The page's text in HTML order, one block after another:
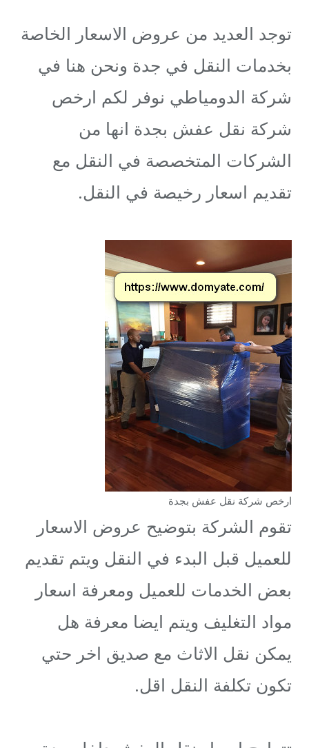
توجد العديد من عروض الاسعار الخاصة
بخدمات النقل في جدة ونحن هنا في
شركة الدومياطي نوفر لكم ارخص
شركة نقل عفش بجدة انها من
الشركات المتخصصة في النقل مع
تقديم اسعار رخيصة في النقل.
ارخص شركة نقل عفش بجدة
تقوم الشركة بتوضيح عروض الاسعار
للعميل قبل البدء في النقل ويتم تقديم
بعض الخدمات للعميل ومعرفة اسعار
مواد التغليف ويتم ايضا معرفة هل
يمكن نقل الاثاث مع صديق اخر حتي
تكون تكلفة النقل اقل.